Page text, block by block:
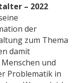
– 2022
der
zum Thema
damit
und
Problematik in